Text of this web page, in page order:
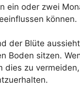
ein oder zwei
können.
der Blüte
Boden sitzen.
dies zu